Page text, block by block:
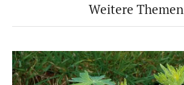
Weitere Themen